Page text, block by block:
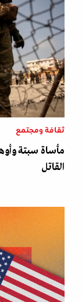
ثقافة ومجتمع
مأساة سبتة
القاتل